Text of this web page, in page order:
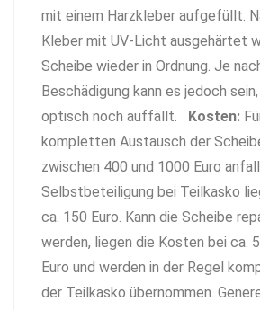
mit einem Harzkleber aufgefüllt.
Kleber mit UV-Licht ausgehärtet
Scheibe wieder in Ordnung. Je
Beschädigung kann es jedoch
optisch noch auffällt. Kosten:
kompletten Austausch der
zwischen 400 und 1000 Euro
Selbstbeteiligung bei Teilkasko
ca. 150 Euro. Kann die Scheibe
werden, liegen die Kosten bei ca.
Euro und werden in der Regel
der Teilkasko übernommen.